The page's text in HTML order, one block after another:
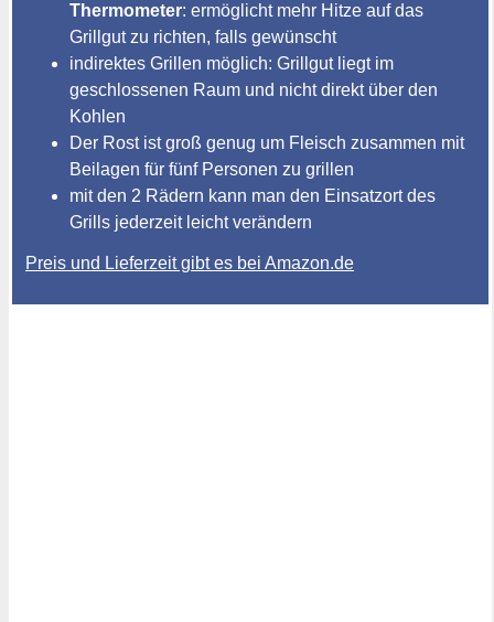
Thermometer: ermöglicht mehr Hitze auf das
Grillgut zu richten, falls gewünscht
indirektes Grillen möglich: Grillgut liegt im
geschlossenen Raum und nicht direkt über den
Kohlen
Der Rost ist groß genug um Fleisch zusammen mit
Beilagen für fünf Personen zu grillen
mit den 2 Rädern kann man den Einsatzort des
Grills jederzeit leicht verändern
Preis und Lieferzeit gibt es bei Amazon.de